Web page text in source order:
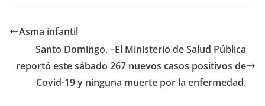
Asma infantil
Santo Domingo. –El Ministerio de Salud Pública
reportó este sábado 267 nuevos casos positivos de
Covid-19 y ninguna muerte por la enfermedad.